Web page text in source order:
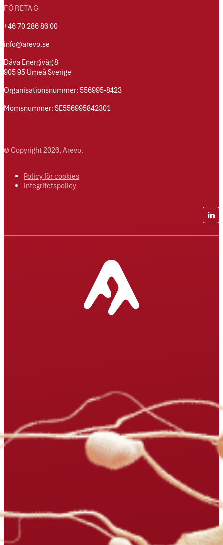
FÖRETAG
+46 70 286 86 00
info@arevo.se
Dåva Energiväg 8
905 95 Umeå Sverige
Organisationsnummer: 556995-8423
Momsnummer: SE556995842301
© Copyright 2026, Arevo.
Policy för cookies
Integritetspolicy